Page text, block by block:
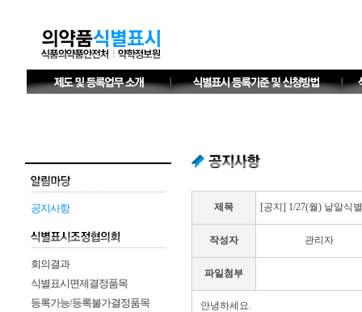
공지사항
회의결과
식별표시면제결정품목
등록가능/등록불가결정품목
제목 [공지] 1/27(월) 낱알식
작성자 관리자
파일첨부
안녕하세요.